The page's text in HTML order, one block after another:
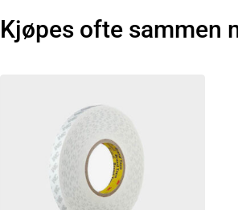
Kjøpes ofte sammen